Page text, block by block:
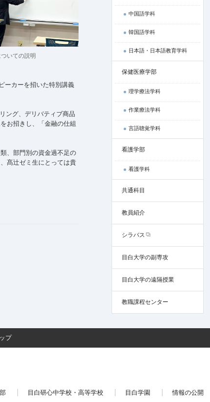
いての説明
ーカーを招いた特別講義
ング、デリバティブ商品
お招きし、「金融の仕組
、部門別の資金過不足の
髙辻ゼミ生にとっては貴
中国語学科
韓国語学科
日本語・日本語教育学科
保健医療学部
理学療法学科
作業療法学科
言語聴覚学科
看護学部
看護学科
共通科目
教員紹介
シラバス
目白大学の副専攻
目白大学の遠隔授業
教職課程センター
プ
目白研心中学校・高等学校 目白学園 情報の公開